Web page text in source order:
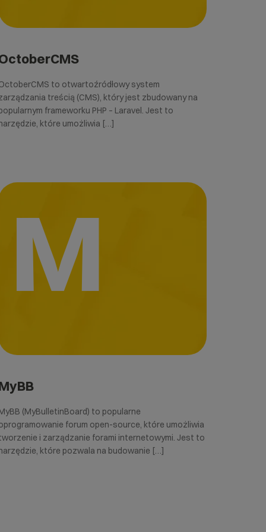
to otwartoźródłowy system
treścią (CMS), który jest zbudowany na
frameworku PHP – Laravel. Jest to
które umożliwia […]
M
(MyBulletinBoard) to popularne
forum open-source, które umożliwia
i zarządzanie forami internetowymi. Jest to
które pozwala na budowanie […]